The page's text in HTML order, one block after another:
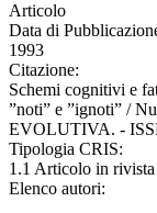
Articolo
Data di
1993
Citazione:
Schemi cognitivi e
”noti” e ”ignoti” /
EVOLUTIVA. -
Tipologia CRIS:
1.1 Articolo in rivista
Elenco autori: